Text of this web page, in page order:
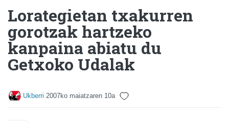
Lorategietan txakurren
gorotzak hartzeko
kanpaina abiatu du
Getxoko Udalak
Ukberri 2007ko maiatzaren 10a